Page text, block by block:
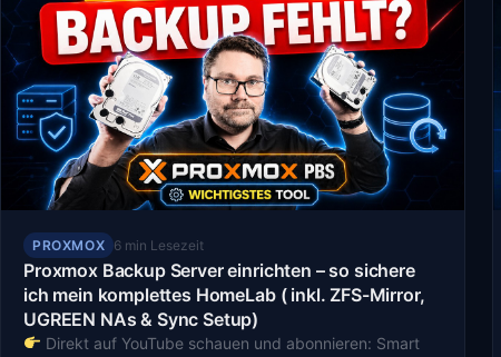
PROXMOX 6 min Lesezeit
Proxmox Backup Server einrichten – so sichere
ich mein komplettes HomeLab ( inkl. ZFS-Mirror,
UGREEN NAs & Sync Setup)
Direkt auf YouTube schauen und abonnieren: Smart